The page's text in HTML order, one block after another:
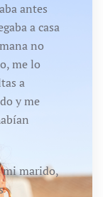
antes
a casa
no
me lo
a
y me
mi marido,